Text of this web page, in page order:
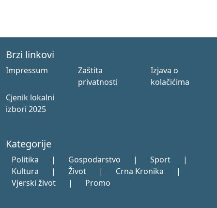
Brzi linkovi
Impressum
Zaštita
privatnosti
Izjava o
kolačićima
Cjenik lokalni
izbori 2025
Kategorije
Politika | Gospodarstvo | Sport
|
Kultura
| Život | Crna Kronika
|
Vjerski život
| Promo